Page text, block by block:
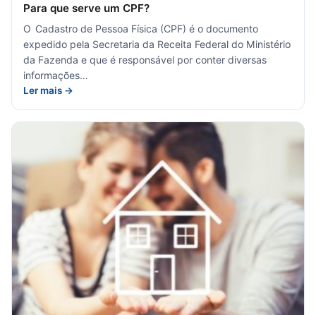
Para que serve um CPF?
O Cadastro de Pessoa Física (CPF) é o documento
expedido pela Secretaria da Receita Federal do Ministério
da Fazenda e que é responsável por conter diversas
informações…
Ler mais →